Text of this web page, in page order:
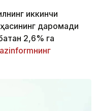
иккинчи
даромади
2,6% га